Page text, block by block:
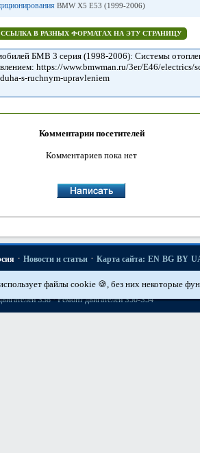
BMW X5 E53 (1999-2006)
ССЫЛКА В РАЗНЫХ ФОРМАТАХ НА ЭТУ СТРАНИЦУ
Комментарии посетителей
Комментариев пока нет
· Новости и статьи· Карта сайта: EN BG BY
·Техобслуживание двигателей «M»·Ремонт
S38·Ремонт двигателей S50-S54
файлы cookie 🍪, без них некоторые